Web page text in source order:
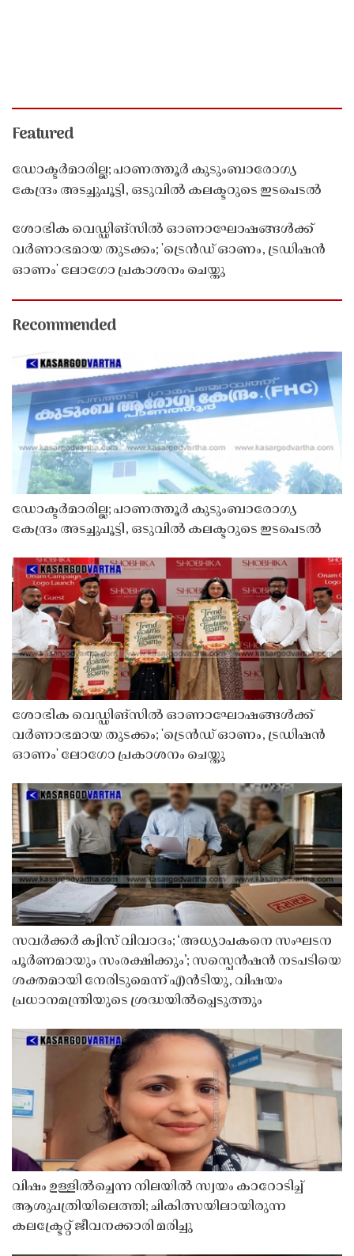
Featured
ഡോക്ടർമാരില്ല; പാണത്തൂർ കുടുംബാരോഗ്യ
കേന്ദ്രം അടച്ചുപൂട്ടി, ഒടുവിൽ കലക്ടറുടെ ഇടപെടൽ
ശോഭിക വെഡ്ഡിങ്സിൽ ഓണാഘോഷങ്ങൾക്ക്
വർണാഭമായ തുടക്കം; 'ട്രെൻഡ് ഓണം, ട്രഡിഷൻ
ഓണം' ലോഗോ പ്രകാശനം ചെയ്തു
Recommended
ഡോക്ടർമാരില്ല; പാണത്തൂർ കുടുംബാരോഗ്യ
കേന്ദ്രം അടച്ചുപൂട്ടി, ഒടുവിൽ കലക്ടറുടെ ഇടപെടൽ
ശോഭിക വെഡ്ഡിങ്സിൽ ഓണാഘോഷങ്ങൾക്ക്
വർണാഭമായ തുടക്കം; 'ട്രെൻഡ് ഓണം, ട്രഡിഷൻ
ഓണം' ലോഗോ പ്രകാശനം ചെയ്തു
സവർക്കർ ക്വിസ് വിവാദം; ‘അധ്യാപകനെ സംഘടന
പൂർണമായും സംരക്ഷിക്കും’; സസ്പെൻഷൻ നടപടിയെ
ശക്തമായി നേരിടുമെന്ന് എൻടിയു, വിഷയം
പ്രധാനമന്ത്രിയുടെ ശ്രദ്ധയിൽപ്പെടുത്തും
വിഷം ഉള്ളിൽച്ചെന്ന നിലയിൽ സ്വയം കാറോടിച്ച്
ആശുപത്രിയിലെത്തി; ചികിത്സയിലായിരുന്ന
കലക്ട്രേറ്റ് ജീവനക്കാരി മരിച്ചു